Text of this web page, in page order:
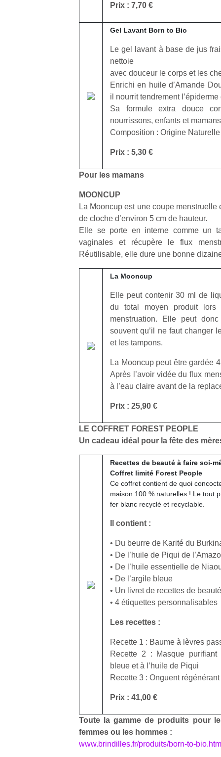
Prix : 7,70 €
Gel Lavant Born to Bio
Le gel lavant à base de jus
nettoie
avec douceur le corps et les
Enrichi en huile d’Amande
il nourrit tendrement
Sa formule extra douce
nourrissons, enfants et
Composition : Origine
Prix : 5,30 €
Pour les mamans
MOONCUP
La Mooncup est une coupe
de cloche d’environ 5 cm de hauteur.
Elle se porte en interne comme un
vaginales et récupère le flux
Réutilisable, elle dure une bonne
La Mooncup
Elle peut contenir 30 ml de
du total moyen produit lors
menstruation. Elle peut
souvent qu’il ne faut changer
et les tampons.
La Mooncup peut être gardée
Après l’avoir vidée du flux
à l’eau claire avant de la
Prix : 25,90 €
LE COFFRET FOREST PEOPLE
Un cadeau idéal pour la fête des
Recettes de beauté à faire soi-
Coffret limité Forest People
Ce coffret contient de quoi
maison 100 % naturelles ! Le tout
fer blanc recyclé et recyclable.
Il contient :
• Du beurre de Karité du
• De l’huile de Piqui de
• De l’huile essentielle de
• De l’argile bleue
• Un livret de recettes de beauté
• 4 étiquettes personnalisables
Les recettes :
Recette 1 : Baume à lèvres
Recette 2 : Masque purifiant
bleue et à l’huile de Piqui
Recette 3 : Onguent
Prix : 41,00 €
Toute la gamme de produits pour
femmes ou les hommes :
www.brindilles.fr/produits/born-to-
NextGen,
une
nouvelle
trottinette
mécanique
Beeper
Les
enfants
souvent
d’énergie.
occupations
toujours
Conjuguer
divertissement,
activité
physique
ou
apprentissage…
Des
pour les
les petits !
Durant les
vacances
estivales
et avec le
retour des
beaux
rêvée